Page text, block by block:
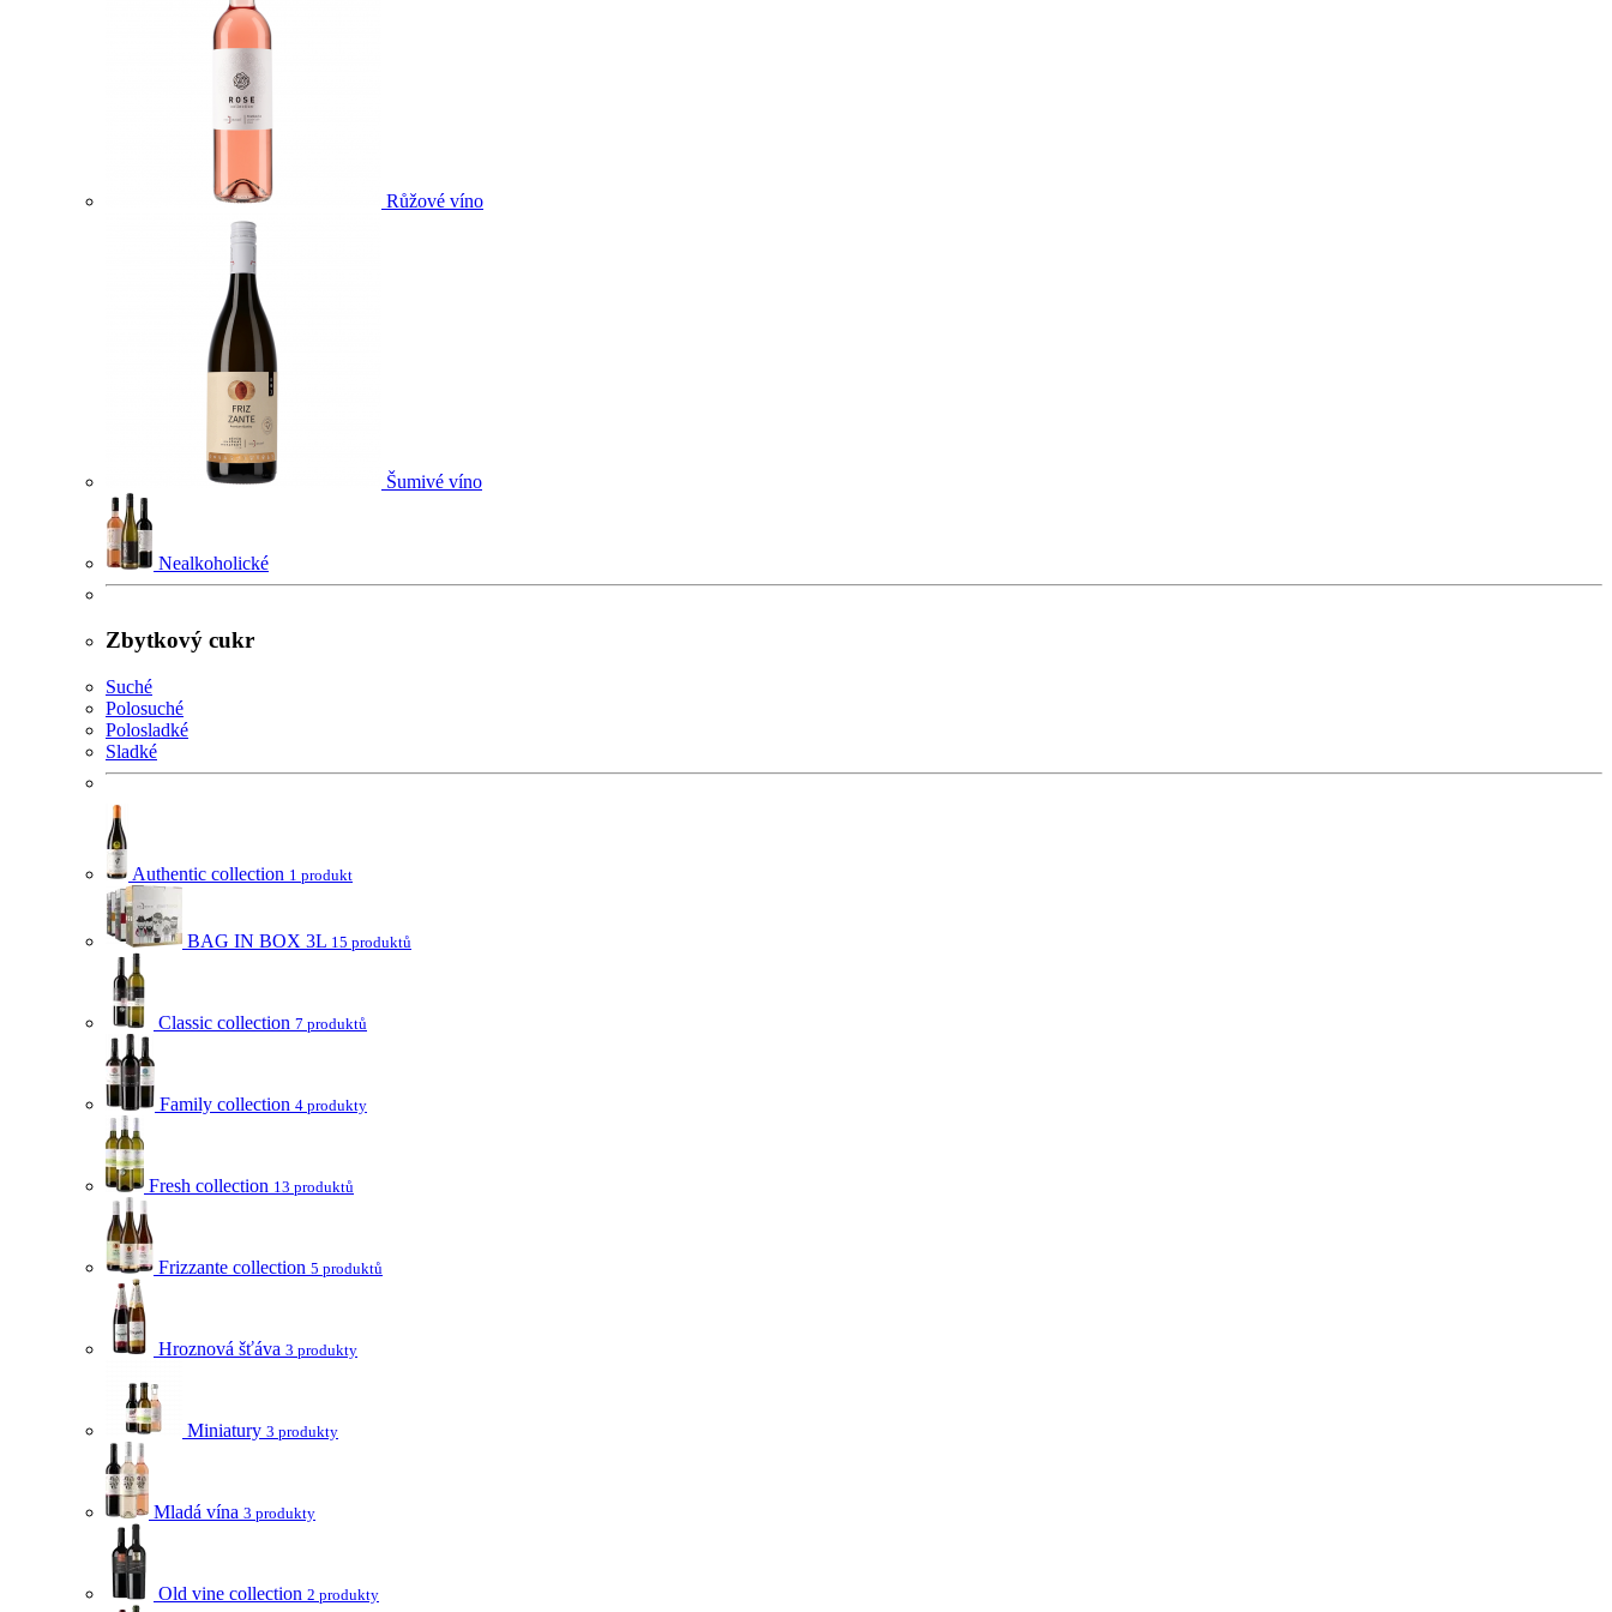
Růžové víno
Šumivé víno
Nealkoholické
Zbytkový cukr
Suché
Polosuché
Polosladké
Sladké
Authentic collection 1 produkt
BAG IN BOX 3L 15 produktů
Classic collection 7 produktů
Family collection 4 produkty
Fresh collection 13 produktů
Frizzante collection 5 produktů
Hroznová šťáva 3 produkty
Miniatury 3 produkty
Mladá vína 3 produkty
Old vine collection 2 produkty